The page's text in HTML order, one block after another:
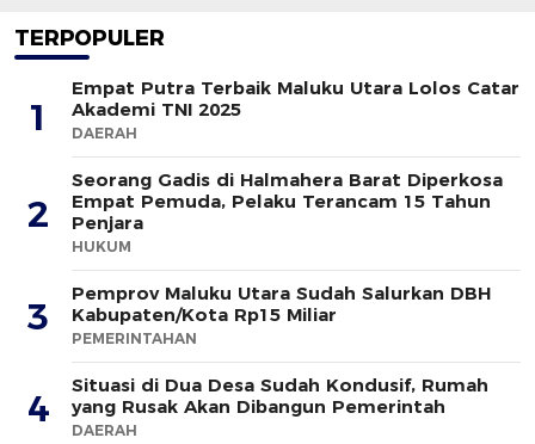
TERPOPULER
1
Empat Putra Terbaik Maluku Utara Lolos Catar
Akademi TNI 2025
DAERAH
2
Seorang Gadis di Halmahera Barat Diperkosa
Empat Pemuda, Pelaku Terancam 15 Tahun
Penjara
HUKUM
3
Pemprov Maluku Utara Sudah Salurkan DBH
Kabupaten/Kota Rp15 Miliar
PEMERINTAHAN
4
Situasi di Dua Desa Sudah Kondusif, Rumah
yang Rusak Akan Dibangun Pemerintah
DAERAH